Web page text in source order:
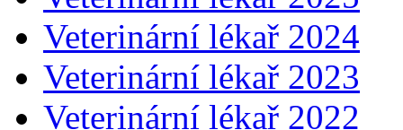
Veterinární lékař 2024
Veterinární lékař 2023
Veterinární lékař 2022